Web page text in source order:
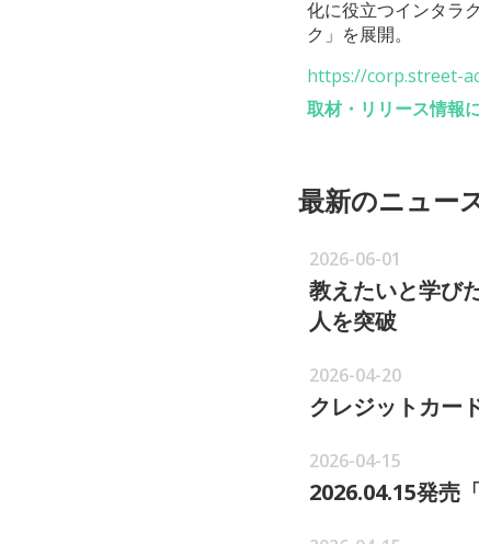
化に役立つインタラ
ク」を展開。
https://corp.street-
取材・リリース情報
最新のニュー
2026-06-01
教えたいと学び
人を突破
2026-04-20
クレジットカー
2026-04-15
2026.04.15発売